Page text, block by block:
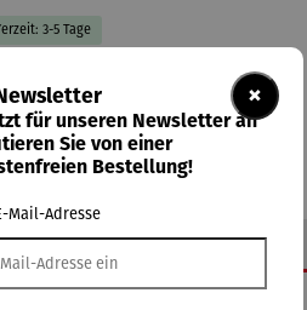
3-5 Tage
Warenkorb ×
für unseren Newsletter an
Sie von einer
Bestellung!
Mail-Adresse